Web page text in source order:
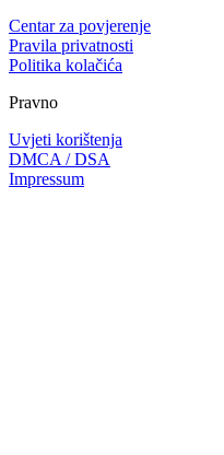
Centar za povjerenje
Pravila privatnosti
Politika kolačića
Pravno
Uvjeti korištenja
DMCA / DSA
Impressum